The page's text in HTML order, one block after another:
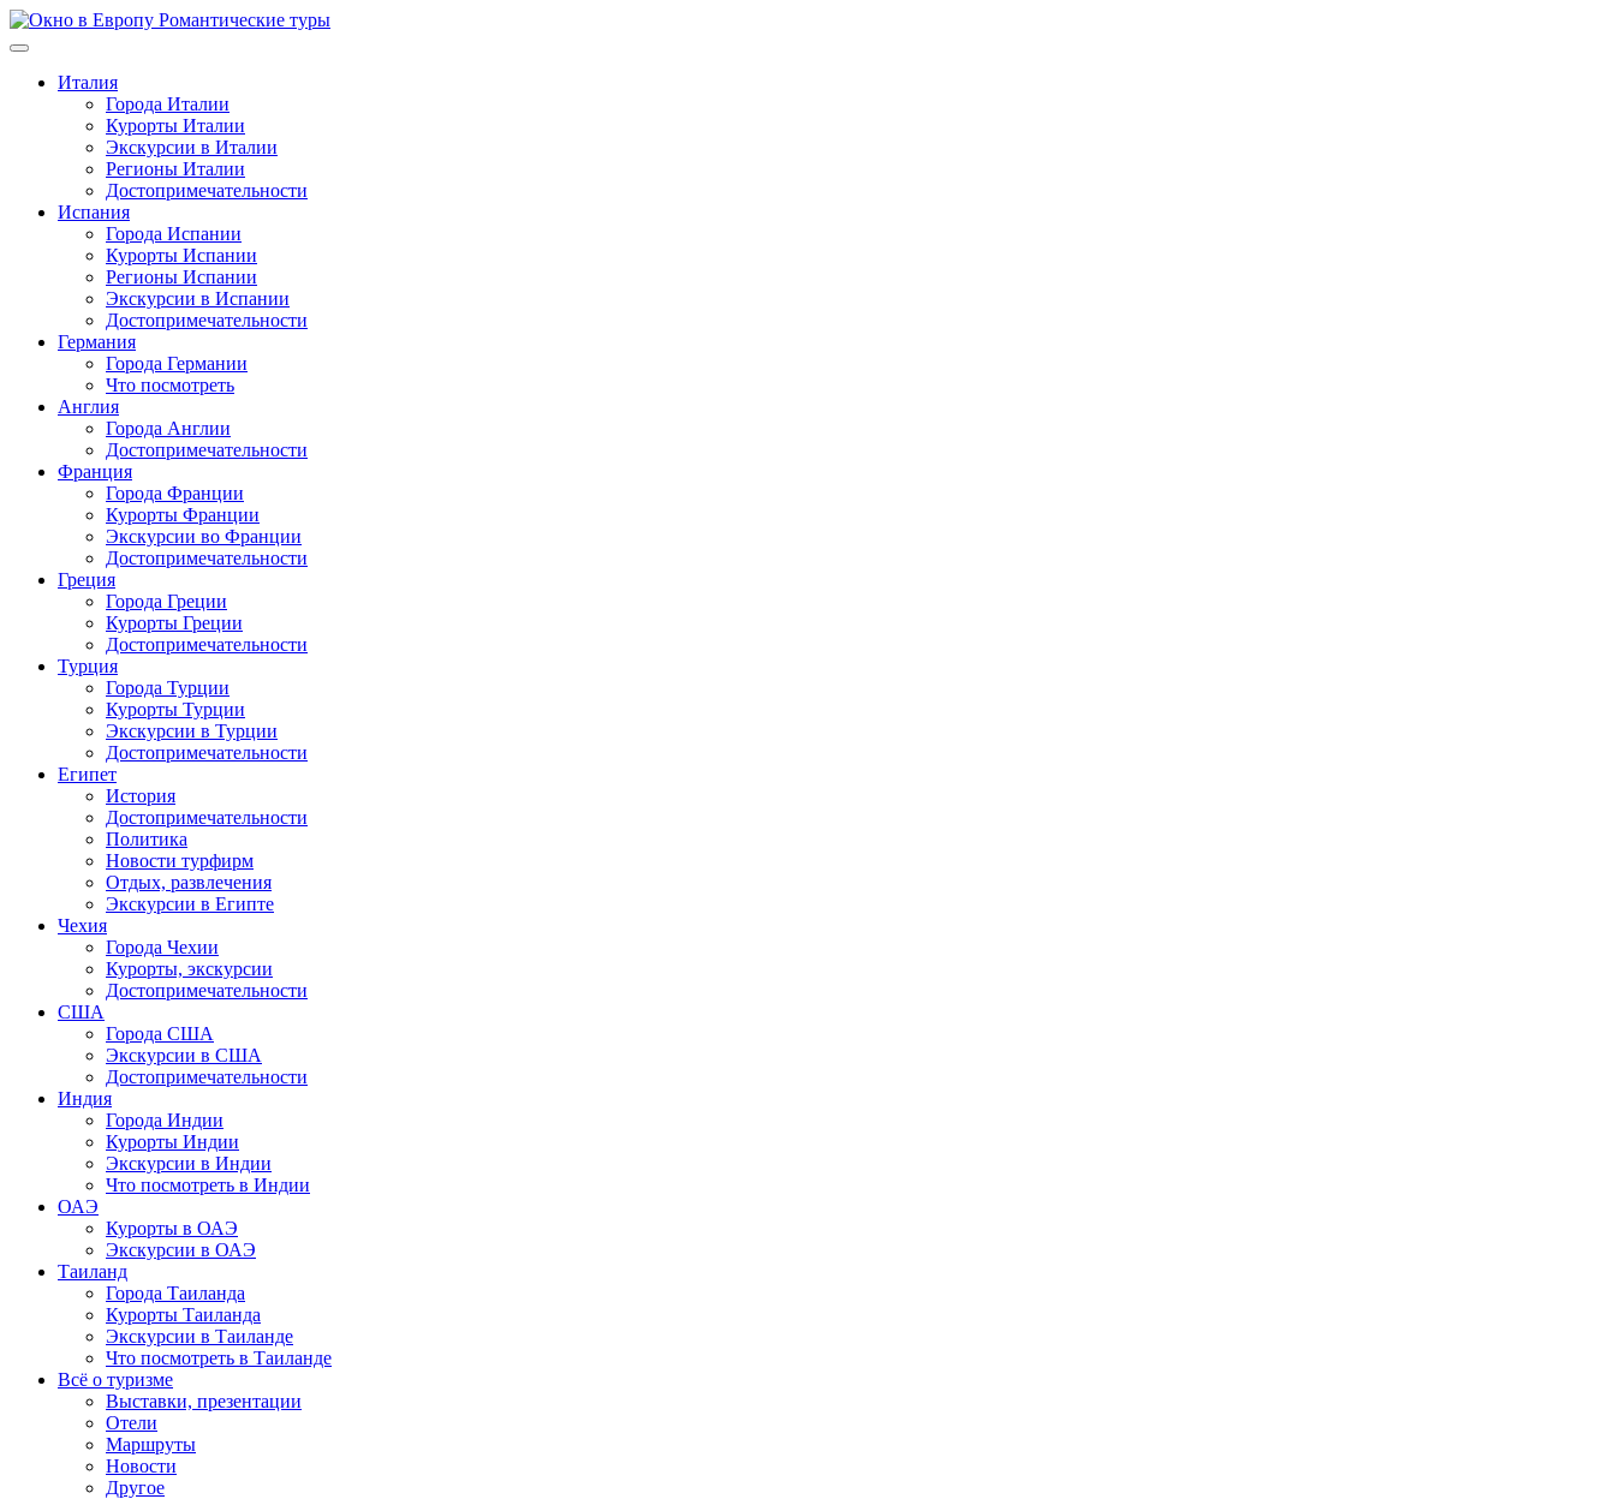
Перейти
к
Италия
Города Италии
Курорты Италии
Экскурсии в Италии
Регионы Италии
Достопримечательности
Испания
Города Испании
Курорты Испании
Регионы Испании
Экскурсии в Испании
Достопримечательности
Германия
Города Германии
Что посмотреть
Англия
Города Англии
Достопримечательности
Франция
Города Франции
Курорты Франции
Экскурсии во Франции
Достопримечательности
Греция
Города Греции
Курорты Греции
Достопримечательности
Турция
Города Турции
Курорты Турции
Экскурсии в Турции
Достопримечательности
Египет
История
Достопримечательности
Политика
Новости турфирм
Отдых, развлечения
Экскурсии в Египте
Чехия
Города Чехии
Курорты, экскурсии
Достопримечательности
США
Города США
Экскурсии в США
Достопримечательности
Индия
Города Индии
Курорты Индии
Экскурсии в Индии
Что посмотреть в Индии
ОАЭ
Курорты в ОАЭ
Экскурсии в ОАЭ
Таиланд
Города Таиланда
Курорты Таиланда
Экскурсии в Таиланде
Что посмотреть в Таиланде
Всё о туризме
Выставки, презентации
Отели
Маршруты
Новости
Другое